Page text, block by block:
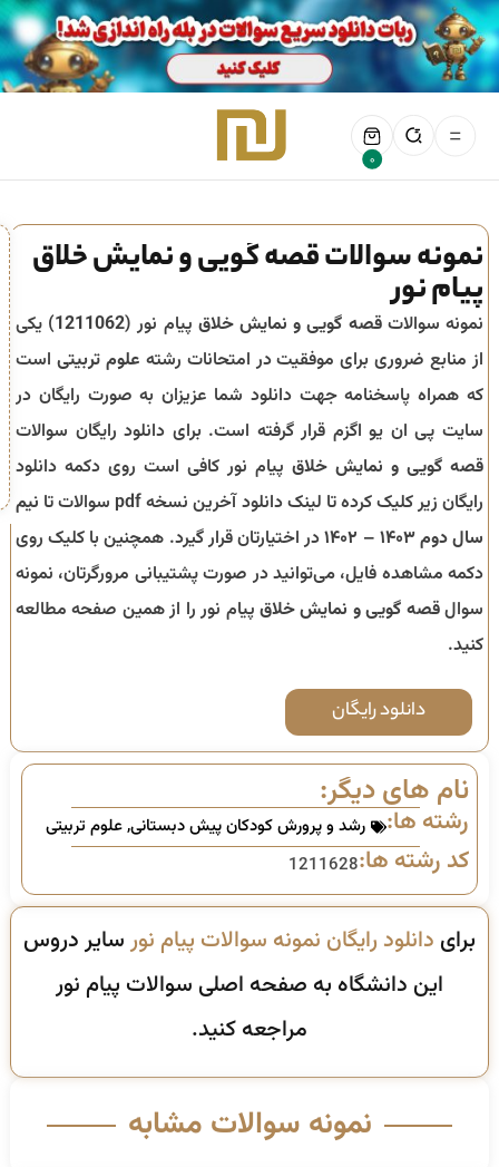
0
نمونه سوالات قصه گویی و نمایش خلاق
پیام نور
نمونه سوالاتقصه گویی و نمایش خلاق پیام نور (1211062) یکی
از منابع ضروری برای موفقیت در امتحانات رشته علوم تربیتی است
که همراه پاسخنامه جهت دانلود شما عزیزان به صورت رایگان در
سایت پی ان یو اگزم قرار گرفته است. برای دانلود رایگان سوالات
قصه گویی و نمایش خلاق پیام نور کافی است روی دکمه دانلود
رایگان زیر کلیک کرده تا لینک دانلود آخرین نسخه pdf سوالات تا
نیم
سال دوم ۱۴۰۳ – ۱۴۰۲
در اختیارتان قرار گیرد. همچنین با کلیک روی
دکمه مشاهده فایل، می‌توانید در صورت پشتیبانی مرورگرتان، نمونه
سوالقصه گویی و نمایش خلاق پیام نور را از همین صفحه مطالعه
کنید.
دانلود رایگان
نام های دیگر:
رشته ها: رشد و پرورش کودکان پیش دبستانی,علوم تربیتی
کد رشته ها:1211628
برای دانلود رایگان نمونه سوالات پیام نورسایر دروس
این دانشگاه به صفحه اصلی سوالات پیام نور
مراجعه کنید.
نمونه سوالات مشابه